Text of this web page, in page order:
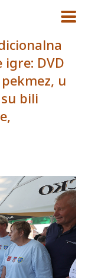
igre: DVD
u
bili